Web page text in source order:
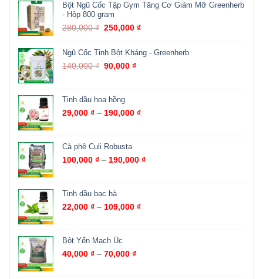
Bột Ngũ Cốc Tập Gym Tăng Cơ Giảm Mỡ Greenherb
- Hộp 800 gram
280,000₫ 250,000₫
Ngũ Cốc Tinh Bột Kháng - Greenherb
140,000₫ 90,000₫
Tinh dầu hoa hồng
29,000 ₫ – 190,000 ₫
Cà phê Culi Robusta
100,000 ₫ – 190,000 ₫
Tinh dầu bạc hà
22,000 ₫ – 109,000 ₫
Bột Yến Mạch Úc
40,000 ₫ – 70,000 ₫